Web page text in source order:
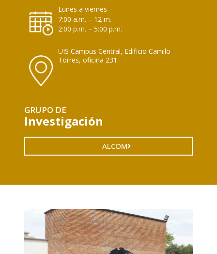
Lunes a viernes
7:00 a.m. – 12 m.
2:00 p.m. – 5:00 p.m.
UIS Campus Central, Edificio Camilo
Torres, oficina 231
GRUPO DE
Investigación
ALCOM